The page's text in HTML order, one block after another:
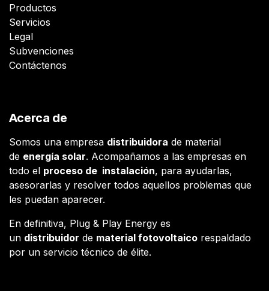
Productos
Servicios
Legal
Subvenciones
Contáctenos
Acerca de
Somos una empresa distribuidora de material
de energía solar. Acompañamos a las empresas en
todo el proceso de instalación, para ayudarlas,
asesorarlas y resolver todos aquellos problemas que
les puedan aparecer.
En definitiva, Plug & Play Energy es
un distribuidor de material fotovoltaico respaldado
por un servicio técnico de élite.